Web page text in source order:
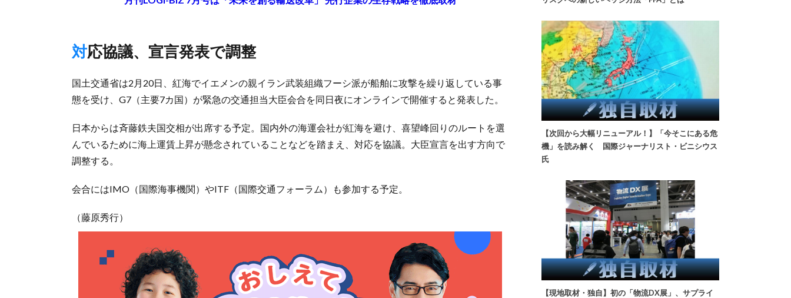
対応協議、宣言発表で調整
国土交通省は2月20日、紅海でイエメンの親イラン武装組織フーシ派が船舶に攻撃を繰り返している事
態を受け、G7（主要7カ国）が緊急の交通担当大臣会合を同日夜にオンラインで開催すると発表した。
日本からは斉藤鉄夫国交相が出席する予定。国内外の海運会社が紅海を避け、喜望峰回りのルートを選
んでいるために海上運賃上昇が懸念されていることなどを踏まえ、対応を協議。大臣宣言を出す方向で
調整する。
会合にはIMO（国際海事機関）やITF（国際交通フォーラム）も参加する予定。
（藤原秀行）
【次回から大幅リニューアル！】「今そこにある危
機」を読み解く 国際ジャーナリスト・ビニシウス
氏
【現地取材・独自】初の「物流DX展」、サプライ